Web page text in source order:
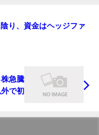
り、資金はヘッジファ
急騰
で初